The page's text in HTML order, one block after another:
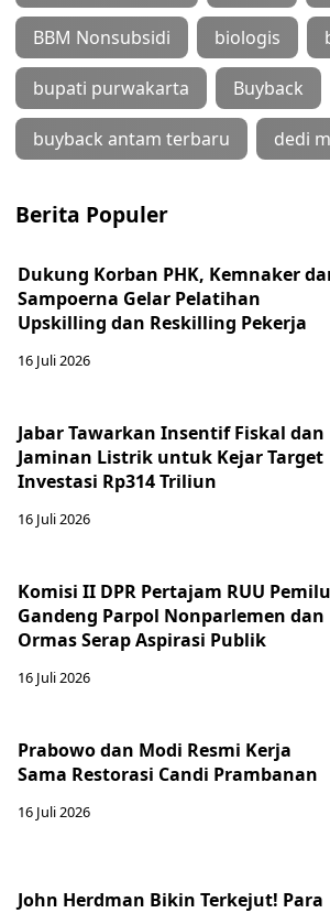
BBM Nonsubsidi biologis
bupati purwakarta Buyback
buyback antam terbaru dedi
Berita Populer
Dukung Korban PHK, Kemnaker
Sampoerna Gelar Pelatihan
Upskilling dan Reskilling Pekerja
16 Juli 2026
Jabar Tawarkan Insentif Fiskal dan
Jaminan Listrik untuk Kejar Target
Investasi Rp314 Triliun
16 Juli 2026
Komisi II DPR Pertajam RUU
Gandeng Parpol Nonparlemen dan
Ormas Serap Aspirasi Publik
16 Juli 2026
Prabowo dan Modi Resmi Kerja
Sama Restorasi Candi Prambanan
16 Juli 2026
John Herdman Bikin Terkejut! Para